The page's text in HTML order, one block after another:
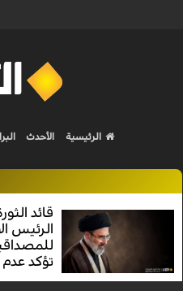
قائد
الرئيس
تؤكد
الرئيسية الأحدث
11747 V | Badr5 12284 V